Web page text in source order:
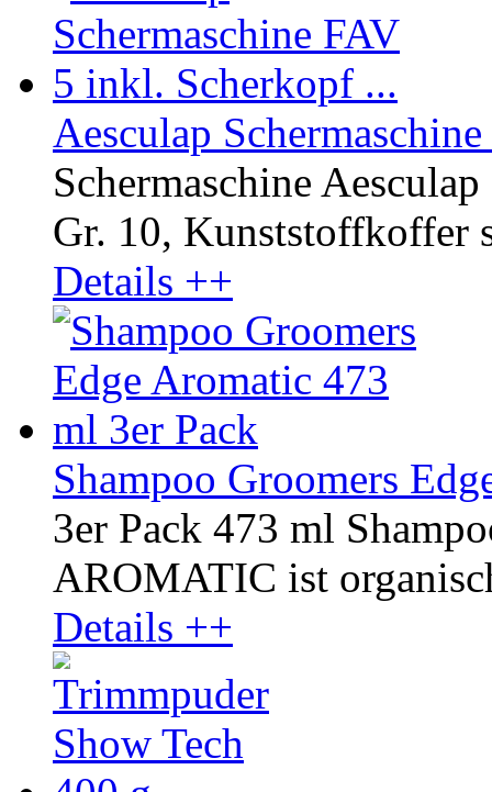
Aesculap
Schermaschine
Gr. 10, Kunststoffkoffer
Details ++
Shampoo Groomers
3er Pack 473 ml
AROMATIC ist
Details ++